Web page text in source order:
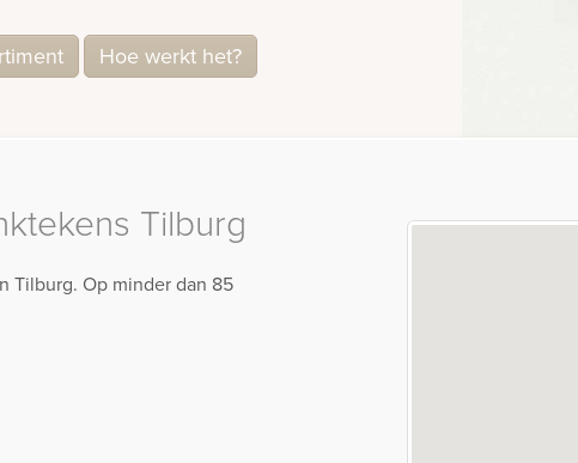
Hoe werkt het?
Tilburg
Tilburg. Op minder dan 85